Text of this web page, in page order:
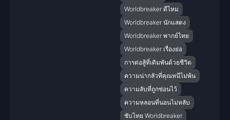
Worldbreaker ดีไหม
Worldbreaker นักแสดง
Worldbreaker พากย์ไทย
Worldbreaker เรื่องย่อ
การต่อสู้ที่เดิมพันด้วยชีวิต
ความน่ากลัวที่คุณหนีไม่พ้น
ความลับที่ถูกซ่อนไว้
ความหลอนที่นอนไม่หลับ
ซับไทย Worldbreaker